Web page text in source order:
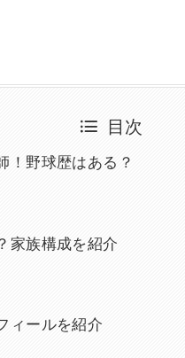
目次
！野球歴はある？
家族構成を紹介
ィールを紹介